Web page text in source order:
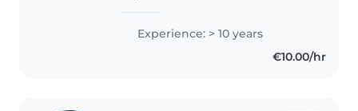
bambini piccoli che un pochino
più grandi in quanto ho fatto
sempre questo lavoro... Sono..
Experience: > 10 years
€10.00/hr